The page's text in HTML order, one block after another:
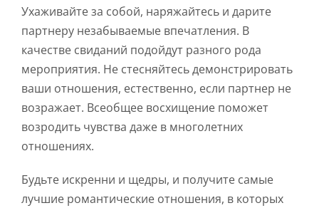
Ухаживайте за собой, наряжайтесь и дарите
партнеру незабываемые впечатления. В
качестве свиданий подойдут разного рода
мероприятия. Не стесняйтесь демонстрировать
ваши отношения, естественно, если партнер не
возражает. Всеобщее восхищение поможет
возродить чувства даже в многолетних
отношениях.
Будьте искренни и щедры, и получите самые
лучшие романтические отношения, в которых